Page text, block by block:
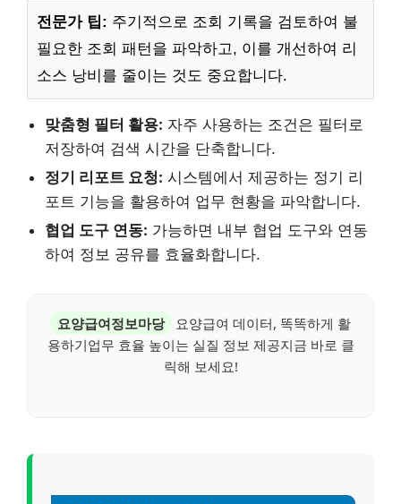
전문가 팁: 주기적으로 조회 기록을 검토하여 불
필요한 조회 패턴을 파악하고, 이를 개선하여 리
소스 낭비를 줄이는 것도 중요합니다.
맞춤형 필터 활용: 자주 사용하는 조건은 필터로
저장하여 검색 시간을 단축합니다.
정기 리포트 요청: 시스템에서 제공하는 정기 리
포트 기능을 활용하여 업무 현황을 파악합니다.
협업 도구 연동: 가능하면 내부 협업 도구와 연동
하여 정보 공유를 효율화합니다.
요양급여정보마당
요양급여 데이터, 똑똑하게 활
용하기업무 효율 높이는 실질 정보 제공지금 바로 클
릭해 보세요!